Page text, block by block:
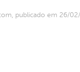
publicado em 26/